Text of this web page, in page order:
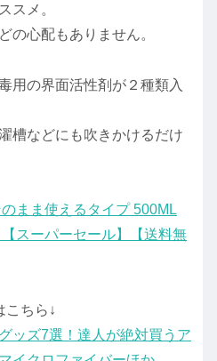
スメ。
の心配もありません。
用の界面活性剤が２種類入
槽などにも吹きかけるだけ
まま使えるタイプ 500ML
スーパーセール】【送料無
こちら↓
ッズ7選！達人が絶対買うア